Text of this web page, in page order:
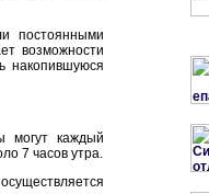
постоянными
возможности
накопившуюся
могут каждый
7 часов утра.